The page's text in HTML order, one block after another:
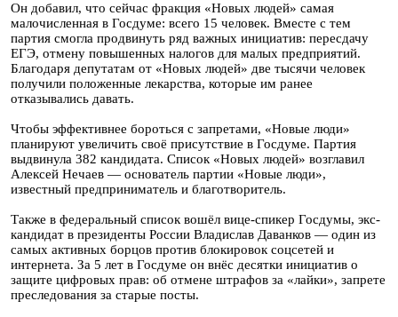
Он добавил, что сейчас фракция «Новых людей» самая
малочисленная в Госдуме: всего 15 человек. Вместе с тем
партия смогла продвинуть ряд важных инициатив: пересдачу
ЕГЭ, отмену повышенных налогов для малых предприятий.
Благодаря депутатам от «Новых людей» две тысячи человек
получили положенные лекарства, которые им ранее
отказывались давать.
Чтобы эффективнее бороться с запретами, «Новые люди»
планируют увеличить своё присутствие в Госдуме. Партия
выдвинула 382 кандидата. Список «Новых людей» возглавил
Алексей Нечаев — основатель партии «Новые люди»,
известный предприниматель и благотворитель.
Также в федеральный список вошёл вице-спикер Госдумы, экс-
кандидат в президенты России Владислав Даванков — один из
самых активных борцов против блокировок соцсетей и
интернета. За 5 лет в Госдуме он внёс десятки инициатив о
защите цифровых прав: об отмене штрафов за «лайки», запрете
преследования за старые посты.